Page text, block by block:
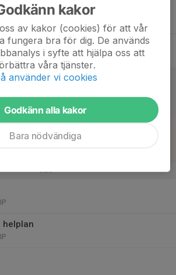
Alnö IF
Konstgräs 11v11
IFK Timrå
Mellersta Norrland 2026
v.39
helplan
kakor
av kakor (cookies) för att vår
fungera bra för dig. De används
i syfte att hjälpa oss att
våra tjänster.
använder vi cookies
Godkänn alla kakor
Bara nödvändiga